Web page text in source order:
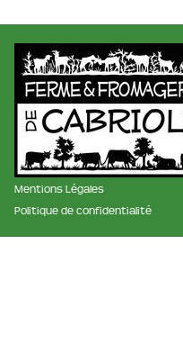
Mentions Légales
Politique de confidentialité